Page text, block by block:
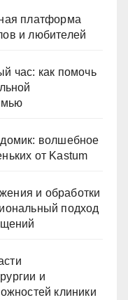
платформа
и любителей
час: как помочь
волшебное
от Kastum
и обработки
подход
и
клиники